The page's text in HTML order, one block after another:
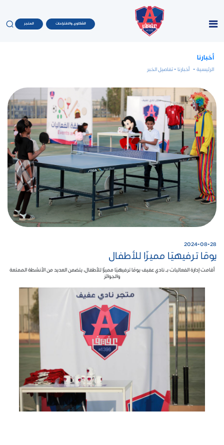
الشكاوى والاقتراحات المتجر
أخبارنا
الرئيسية - أخبارنا - تفاصيل الخبر
2024-08-28
يومًا ترفيهيًا مميزًا للأطفال
أقامت إدارة الفعاليات بـ نادي عفيفيومًا ترفيهيًا مميزًا للأطفال، يتضمن العديد من الأنشطة الممتعة
والجوائز